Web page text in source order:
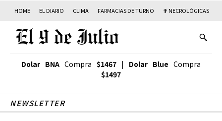
HOME EL DIARIO CLIMA FARMACIAS DE TURNO ✟ NECROLÓGICAS
Dolar BNA Compra $1467 | Dolar Blue Compra
$1497
NEWSLETTER